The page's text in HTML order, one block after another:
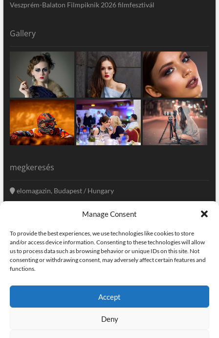
Manage Consent
To provide the best experiences, we use technologies like cookies to store
and/or access device information. Consenting to these technologies will allow
us to process data such as browsing behavior or unique IDs on this site. Not
consenting or withdrawing consent, may adversely affect certain features and
functions.
Accept
Deny
Veszprém-Balaton Filmpiknik 2026 filmfesztivál
Gallery
megkeresés
elomagazin, Budapest / Hungary
szerkesztoseg@elomagazin.com
elomagazin
home adatvédelem impresszum kapcsolat